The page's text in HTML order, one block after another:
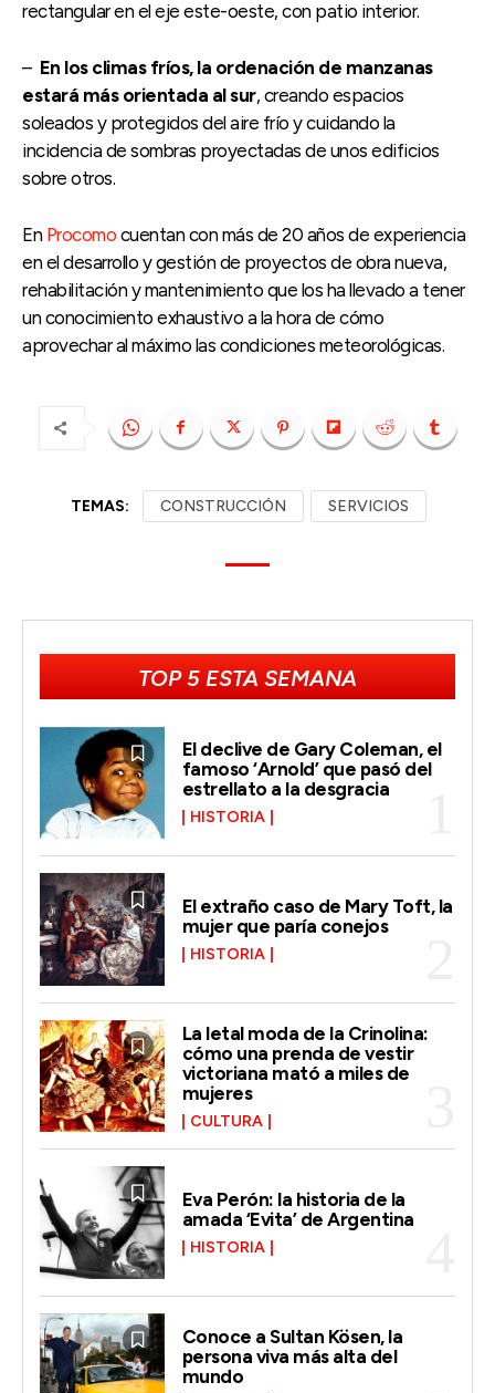
rectangular en el eje este-oeste, con patio interior.
– En los climas fríos, la ordenación de manzanas
estará más orientada al sur, creando espacios
soleados y protegidos del aire frío y cuidando la
incidencia de sombras proyectadas de unos edificios
sobre otros.
En Procomo cuentan con más de 20 años de experiencia
en el desarrollo y gestión de proyectos de obra nueva,
rehabilitación y mantenimiento que los ha llevado a tener
un conocimiento exhaustivo a la hora de cómo
aprovechar al máximo las condiciones meteorológicas.
TEMAS: CONSTRUCCIÓN SERVICIOS
TOP 5 ESTA SEMANA
El declive de Gary Coleman, el
famoso ‘Arnold’ que pasó del
estrellato a la desgracia
HISTORIA
El extraño caso de Mary Toft, la
mujer que paría conejos
HISTORIA
La letal moda de la Crinolina:
cómo una prenda de vestir
victoriana mató a miles de
mujeres
CULTURA
Eva Perón: la historia de la
amada ‘Evita’ de Argentina
HISTORIA
Conoce a Sultan Kösen, la
persona viva más alta del
mundo